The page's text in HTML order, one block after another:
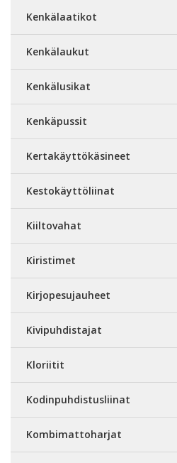
Kenkälaatikot
Kenkälaukut
Kenkälusikat
Kenkäpussit
Kertakäyttökäsineet
Kestokäyttöliinat
Kiiltovahat
Kiristimet
Kirjopesujauheet
Kivipuhdistajat
Kloriitit
Kodinpuhdistusliinat
Kombimattoharjat